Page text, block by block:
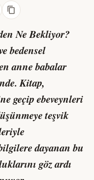
Ne Bekliyor?
bedensel
anne babalar
Kitap,
geçip ebeveynleri
teşvik
dayanan bu
göz ardı